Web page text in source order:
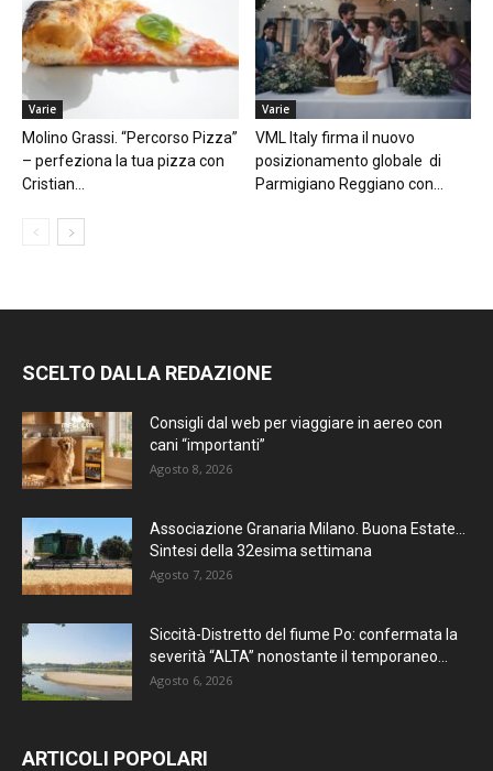
Varie
Molino Grassi. “Percorso Pizza”
– perfeziona la tua pizza con
Cristian...
Varie
VML Italy firma il nuovo
posizionamento globale di
Parmigiano Reggiano con...
SCELTO DALLA REDAZIONE
Consigli dal web per viaggiare in aereo con
cani “importanti”
Agosto 8, 2026
Associazione Granaria Milano. Buona Estate…
Sintesi della 32esima settimana
Agosto 7, 2026
Siccità-Distretto del fiume Po: confermata la
severità “ALTA” nonostante il temporaneo...
Agosto 6, 2026
ARTICOLI POPOLARI